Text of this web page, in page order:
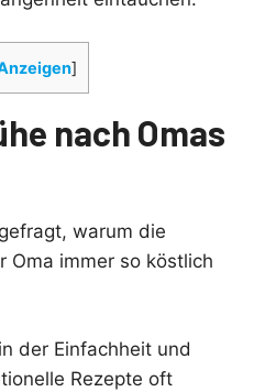
]
nach Omas
warum die
Oma immer so köstlich
der Einfachheit und
Rezepte oft